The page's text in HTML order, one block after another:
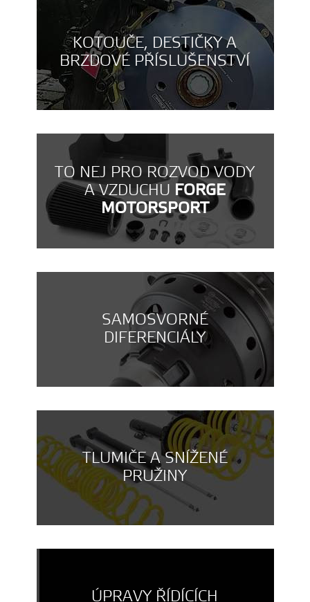
KOTOUČE, DESTIČKY A
BRZDOVÉ PŘÍSLUŠENSTVÍ
TO NEJ PRO ROZVOD VODY
A VZDUCHU FORGE
MOTORSPORT
SAMOSVORNÉ
DIFERENCIÁLY
TLUMIČE A SNÍŽENÉ
PRUŽINY
ÚPRAVY ŘÍDÍCÍCH